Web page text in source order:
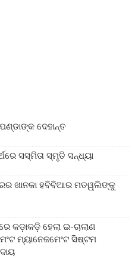
ଦେହାନ୍ତ
ସସ୍ମିତା ସ୍ମୃତି ସନ୍ଧ୍ୟା
ଖାନକା ହବିବିଆର ମତୱଲିଙ୍କୁ
କଡ଼ାକଡ଼ି ହେଲା ଇ-ଚାଲାଣ
ମ୍ୟାନେଜମେଂଟ ସିଷ୍ଟମ